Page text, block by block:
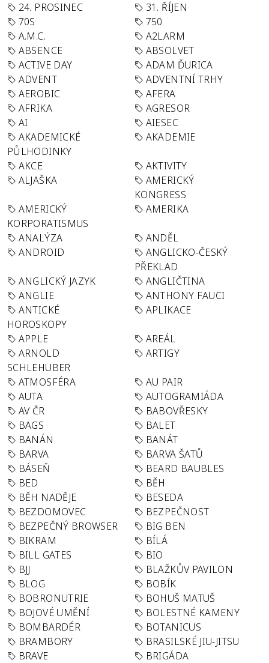
24. PROSINEC
31. ŘÍJEN
70S
750
A.M.C.
A2LARM
ABSENCE
ABSOLVET
ACTIVE DAY
ADAM ĎURICA
ADVENT
ADVENTNÍ TRHY
AEROBIC
AFERA
AFRIKA
AGRESOR
AI
AIESEC
AKADEMICKÉ
PŮLHODINKY
AKADEMIE
AKCE
AKTIVITY
ALJAŠKA
AMERICKÝ
KONGRESS
AMERICKÝ
KORPORATISMUS
AMERIKA
ANALÝZA
ANDĚL
ANDROID
ANGLICKO-ČESKÝ
PŘEKLAD
ANGLICKÝ JAZYK
ANGLIČTINA
ANGLIE
ANTHONY FAUCI
ANTICKÉ
HOROSKOPY
APLIKACE
APPLE
AREÁL
ARNOLD
SCHLEHUBER
ARTIGY
ATMOSFÉRA
AU PAIR
AUTA
AUTOGRAMIÁDA
AV ČR
BABOVŘESKY
BAGS
BALET
BANÁN
BANÁT
BARVA
BARVA ŠATŮ
BÁSEŇ
BEARD BAUBLES
BED
BĚH
BĚH NADĚJE
BESEDA
BEZDOMOVEC
BEZPEČNOST
BEZPEČNÝ BROWSER
BIG BEN
BIKRAM
BÍLÁ
BILL GATES
BIO
BJJ
BLAŽKŮV PAVILON
BLOG
BOBÍK
BOBRONUTRIE
BOHUŠ MATUŠ
BOJOVÉ UMĚNÍ
BOLESTNÉ KAMENY
BOMBARDÉR
BOTANICUS
BRAMBORY
BRASILSKÉ JIU-JITSU
BRAVE
BRIGÁDA